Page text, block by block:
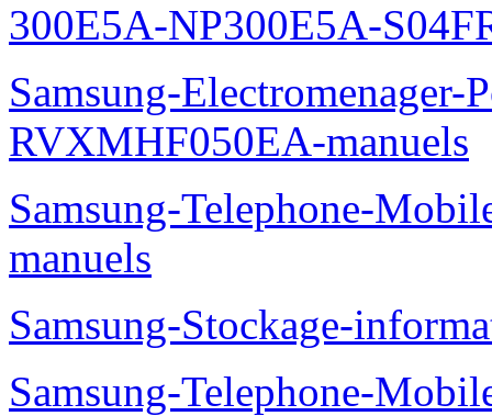
300E5A-NP300E5A-
Samsung-
RVXMHF050EA-manuels
Samsung-Telephone-
manuels
Samsung-Stockage-
Samsung-Telephone-